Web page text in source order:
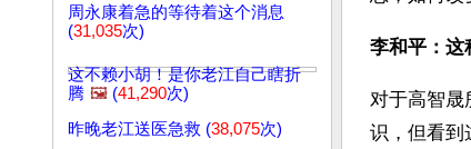
周永康着急的等待着这个消息
(31,035次)
这不赖小胡！是你老江自己瞎折
腾 🖼️ (41,290次)
昨晚老江送医急救 (38,075次)
李和平：这
对于高智晟
识，但看到